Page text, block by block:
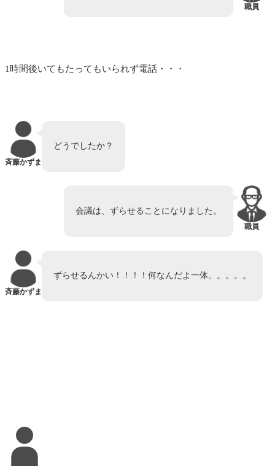
職員
1時間後いてもたってもいられず電話・・・
斉藤かずま
どうでしたか？
職員
会議は、ずらせることになりました。
斉藤かずま
ずらせるんかい！！！！何なんだよ一体。。。。。